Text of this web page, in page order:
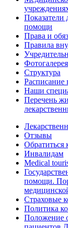
Показатели
помощи
Права и
Правила
Фотогалерея
Структура
Расписание
Наши
Перечень
Отзывы
Обратиться
Инвалидам
Medical
помощи.
Страховые
Политика
Положение